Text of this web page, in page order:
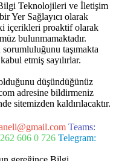
Teknolojileri ve İletişim
Yer Sağlayıcı olarak
içerikleri proaktif olarak
bulunmamaktadır.
taşımakta
etmiş sayılırlar.
düşündüğünüz
adresine bildirmeniz
sitemizden kaldırılacaktır.
Teams:
606 0 726 Telegram: